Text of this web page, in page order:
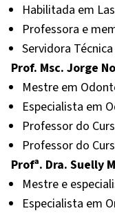
Habilitada em
Professora e
Servidora
Prof. Msc. Jorge
Mestre em
Especialista em
Professor do
Professor do
Profª. Dra. Suelly
Mestre e
Especialista em